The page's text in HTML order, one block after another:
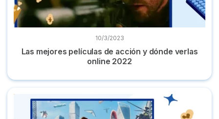
10/3/2023
Las mejores películas de acción y dónde verlas
online 2022
Dónde ver 'Free Guy' online la película en castellano ahora